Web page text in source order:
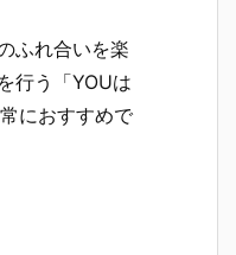
ふれ合いを楽
行う「YOUは
におすすめで